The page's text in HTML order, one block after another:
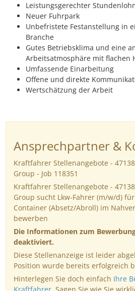
Leistungsgerechter
Neuer Fuhrpark
Unbefristete Festanstellung in
Branche
Gutes Betriebsklima und eine
Arbeitsatmosphäre mit flachen
Umfassende Einarbeitung
Offene und direkte
Wertschätzung der Arbeit
Ansprechpartner &
Kraftfahrer Stellenangebote -
Group - Job 118351
Kraftfahrer Stellenangebote -
Group sucht Lkw-Fahrer (m/w/d)
Container (Absetz/Abroll) im
bewerben
Die Informationen zum
deaktiviert.
Diese Stellenanzeige ist leider
Position wurde bereits erfolgreich
Hinterlegen Sie doch einfach Ihre